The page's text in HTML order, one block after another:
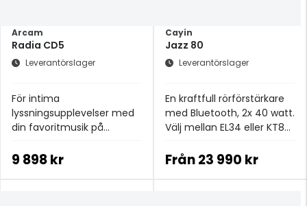
Arcam
Radia CD5
Leverantörslager
För intima
lyssningsupplevelser med
din favoritmusik på
9 898 kr
Cayin
Jazz 80
Leverantörslager
En kraftfull rörförstärkare
med Bluetooth, 2x 40 watt.
Välj mellan EL34 eller KT88
Från23 990 kr